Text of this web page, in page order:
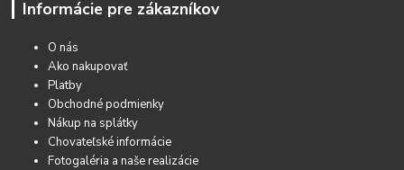
Informácie pre zákazníkov
O nás
Ako nakupovať
Platby
Obchodné podmienky
Nákup na splátky
Chovateľské informácie
Fotogaléria a naše realizácie